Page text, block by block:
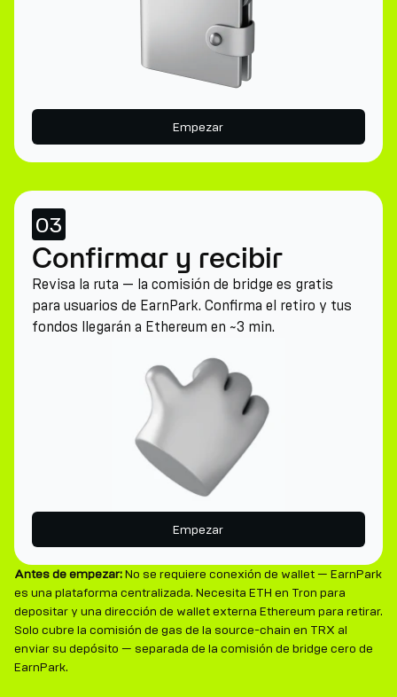
Empezar
03
Confirmar y recibir
Revisa la ruta — la comisión de bridge es gratis
para usuarios de EarnPark. Confirma el retiro y tus
fondos llegarán a Ethereum en ~3 min.
Empezar
Antes de empezar:No se requiere conexión de wallet — EarnPark
es una plataforma centralizada. Necesita ETH en Tron para
depositar y una dirección de wallet externa Ethereum para retirar.
Solo cubre la comisión de gas de la source-chain en TRX al
enviar su depósito — separada de la comisión de bridge cero de
EarnPark.